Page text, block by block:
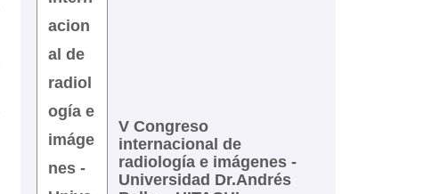
V Congreso
internacional de
radiología e imágenes -
Universidad Dr.Andrés